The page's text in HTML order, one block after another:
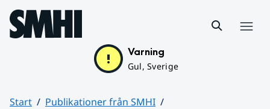
Hoppa till sidans innehåll
Varning
Gul, Sverige
Start
Publikationer från SMHI